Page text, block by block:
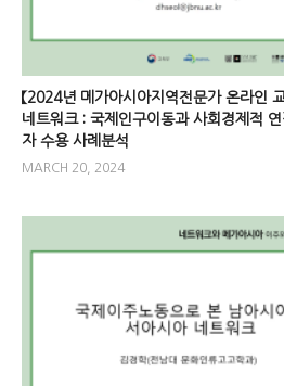
【2024년 메가아시아지역전문가 온라인
네트워크 : 국제인구이동과 사회경제적
자 수용 사례분석
MARCH 20, 2024